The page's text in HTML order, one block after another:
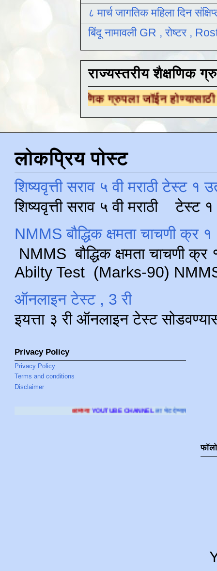
८ मार्च जागतिक महिला दिन
बिंदू नामावली GR , रोष्टर ,
राज्यस्तरीय शैक्षणिक
शैक्षणिक ग्रुपला जॉईन होण्यासाठीयेथे क्लिक
लोकप्रिय पोस्ट
शिष्यवृत्ती सराव ५ वी मराठी टेस्ट १
शिष्यवृत्ती सराव ५ वी मराठी टेस्ट
NMMS बौद्धिक क्षमता चाचणी क्र
NMMS बौद्धिक क्षमता चाचणी
Abilty Test (Marks-90) NMMS
ऑनलाइन टेस्ट , 3 री
इयत्ता ३ री ऑनलाइन टेस्ट
Privacy Policy
Privacy Policy
Terms and conditions
Disclaimer
YOUTUBE CHANNELला भेट देण्यासाठी क्लिक करा.